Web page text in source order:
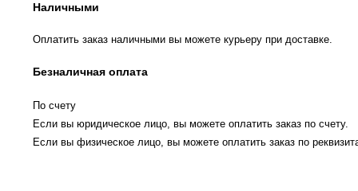
Наличными
Оплатить заказ наличными вы можете курьеру при доставке.
Безналичная оплата
По счету
Если вы юридическое лицо, вы можете оплатить заказ по счету.
Если вы физическое лицо, вы можете оплатить заказ по